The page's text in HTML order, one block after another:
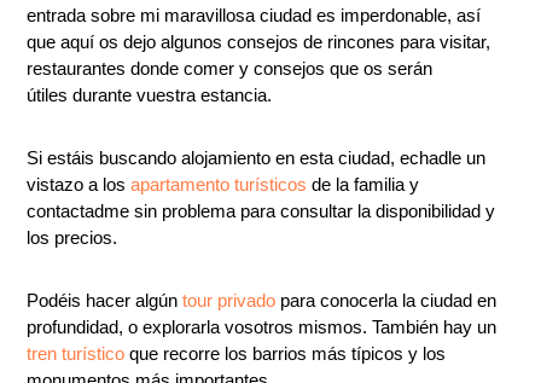
entrada sobre mi maravillosa ciudad es imperdonable, así
que aquí os dejo algunos consejos de rincones para visitar,
restaurantes donde comer y consejos que os serán
útiles durante vuestra estancia.
Si estáis buscando alojamiento en esta ciudad, echadle un
vistazo a losapartamento turísticos de la familia y
contactadme sin problema para consultar la disponibilidad y
los precios.
Podéis hacer algúntour privado para conocerla la ciudad en
profundidad, o explorarla vosotros mismos. También hay un
tren turístico que recorre los barrios más típicos y los